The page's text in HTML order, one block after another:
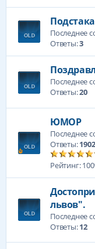
Последнее
Ответы:3
Последнее
Ответы:20
ЮМОР
Последнее
Ответы:1902
Рейтинг:
львов".
Последнее
Ответы:12